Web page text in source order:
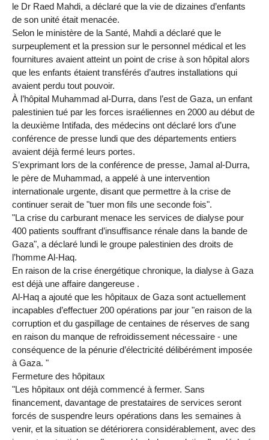
le Dr Raed Mahdi, a déclaré que la vie de dizaines d’enfants
de son unité était menacée.
Selon le ministère de la Santé, Mahdi a déclaré que le
surpeuplement et la pression sur le personnel médical et les
fournitures avaient atteint un point de crise à son hôpital alors
que les enfants étaient transférés d’autres installations qui
avaient perdu tout pouvoir.
À l’hôpital Muhammad al-Durra, dans l’est de Gaza, un enfant
palestinien tué par les forces israéliennes en 2000 au début de
la deuxième Intifada, des médecins ont déclaré lors d’une
conférence de presse lundi que des départements entiers
avaient déjà fermé leurs portes.
S’exprimant lors de la conférence de presse, Jamal al-Durra,
le père de Muhammad, a appelé à une intervention
internationale urgente, disant que permettre à la crise de
continuer serait de "tuer mon fils une seconde fois".
"La crise du carburant menace les services de dialyse pour
400 patients souffrant d’insuffisance rénale dans la bande de
Gaza", a déclaré lundi le groupe palestinien des droits de
l’homme Al-Haq.
En raison de la crise énergétique chronique, la dialyse à Gaza
est déjà une affaire dangereuse .
Al-Haq a ajouté que les hôpitaux de Gaza sont actuellement
incapables d’effectuer 200 opérations par jour "en raison de la
corruption et du gaspillage de centaines de réserves de sang
en raison du manque de refroidissement nécessaire - une
conséquence de la pénurie d’électricité délibérément imposée
à Gaza. "
Fermeture des hôpitaux
"Les hôpitaux ont déjà commencé à fermer. Sans
financement, davantage de prestataires de services seront
forcés de suspendre leurs opérations dans les semaines à
venir, et la situation se détériorera considérablement, avec des